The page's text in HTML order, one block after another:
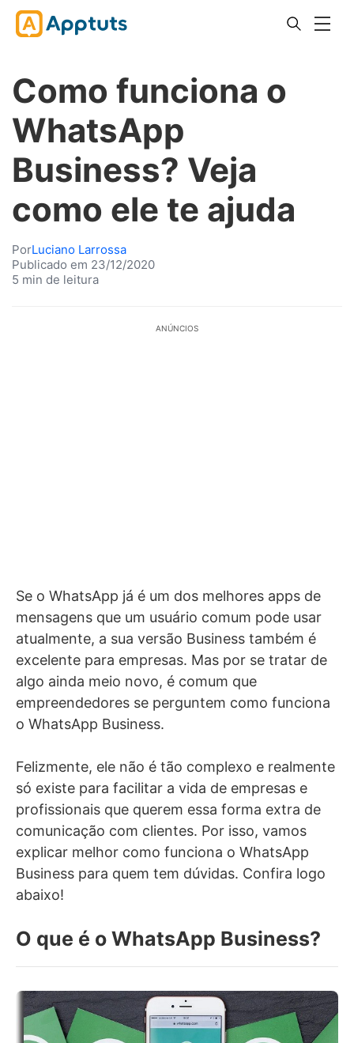
Como funciona o
WhatsApp
Business? Veja
como ele te ajuda
PorLuciano Larrossa
Publicado em 23/12/2020
5 min de leitura
ANÚNCIOS
Se o WhatsApp já é um dos melhores apps de
mensagens que um usuário comum pode usar
atualmente, a sua versão Business também é
excelente para empresas. Mas por se tratar de
algo ainda meio novo, é comum que
empreendedores se perguntem como funciona
o WhatsApp Business.
Felizmente, ele não é tão complexo e realmente
só existe para facilitar a vida de empresas e
profissionais que querem essa forma extra de
comunicação com clientes. Por isso, vamos
explicar melhor como funciona o WhatsApp
Business para quem tem dúvidas. Confira logo
abaixo!
O que é o WhatsApp Business?